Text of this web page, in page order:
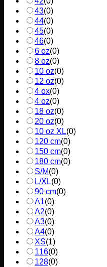
43(0)
44(0)
45(0)
46(0)
6 oz(0)
8 oz(0)
10 oz(0)
12 oz(0)
4 ox(0)
4 oz(0)
18 oz(0)
20 oz(0)
10 oz XL(0)
120 cm(0)
150 cm(0)
180 cm(0)
S/M(0)
L/XL(0)
90 cm(0)
A1(0)
A2(0)
A3(0)
A4(0)
XS(1)
116(0)
128(0)